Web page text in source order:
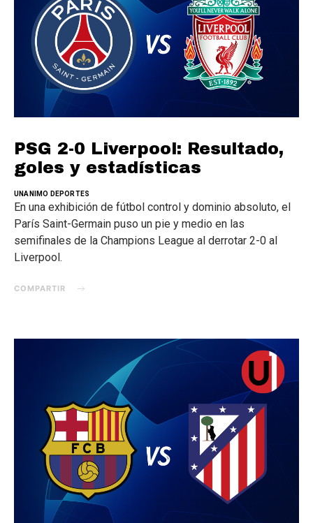
PSG 2-0 Liverpool: Resultado,
goles y estadísticas
UNANIMO DEPORTES
En una exhibición de fútbol control y dominio absoluto, el
París Saint-Germain puso un pie y medio en las
semifinales de la Champions League al derrotar 2-0 al
Liverpool.
COMPARTIR